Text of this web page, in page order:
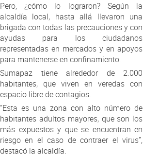
Pero, ¿cómo lo lograron? Según la
alcaldía local, hasta allá llevaron una
brigada con todas las precauciones y con
ayudas para los ciudadanos
representadas en mercados y en apoyos
para mantenerse en confinamiento.
Sumapaz tiene alrededor de 2.000
habitantes, que viven en veredas con
espacio libre de contagios.
“Esta es una zona con alto número de
habitantes adultos mayores, que son los
más expuestos y que se encuentran en
riesgo en el caso de contraer el virus”,
destacó la alcaldía.